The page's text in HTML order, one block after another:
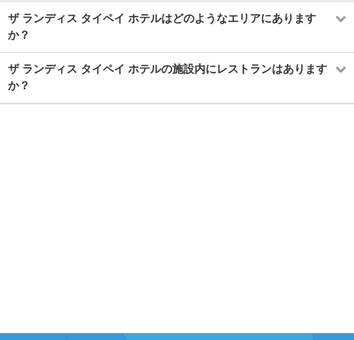
ザ ランディス タイペイ ホテルはどのようなエリアにあります
か？
ザ ランディス タイペイ ホテルの施設内にレストランはあります
か？